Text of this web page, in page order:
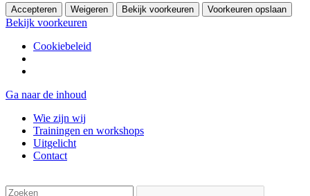
Accepteren Weigeren Bekijk voorkeuren Voorkeuren opslaan
Bekijk voorkeuren
Cookiebeleid
Ga naar de inhoud
Wie zijn wij
Trainingen en workshops
Uitgelicht
Contact